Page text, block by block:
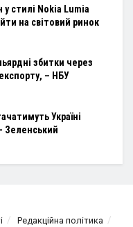
стилі Nokia Lumia
на світовий ринок
збитки через
– НБУ
Україні
Зеленський
Редакційна політика